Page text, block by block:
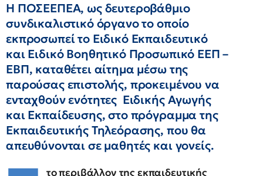
Η ΠΟΣΕΕΠΕΑ, ως δευτεροβάθμιο
συνδικαλιστικό όργανο το οποίο
εκπροσωπεί το Ειδικό Εκπαιδευτικό
και Ειδικό Βοηθητικό Προσωπικό ΕΕΠ –
ΕΒΠ, καταθέτει αίτημα μέσω της
παρούσας επιστολής, προκειμένου να
ενταχθούν ενότητες Ειδικής Αγωγής
και Εκπαίδευσης, στο πρόγραμμα της
Εκπαιδευτικής Τηλεόρασης, που θα
απευθύνονται σε μαθητές και γονείς.
το περιβάλλον της εκπαιδευτικής